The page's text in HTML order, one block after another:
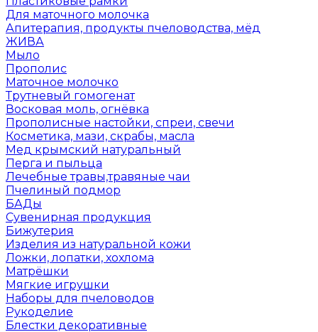
Для маточного молочка
Апитерапия, продукты пчеловодства, мёд
ЖИВА
Мыло
Прополис
Маточное молочко
Трутневый гомогенат
Восковая моль, огнёвка
Прополисные настойки, спреи, свечи
Косметика, мази, скрабы, масла
Мед крымский натуральный
Перга и пыльца
Лечебные травы,травяные чаи
Пчелиный подмор
БАДы
Сувенирная продукция
Бижутерия
Изделия из натуральной кожи
Ложки, лопатки, хохлома
Матрёшки
Мягкие игрушки
Наборы для пчеловодов
Рукоделие
Блестки декоративные